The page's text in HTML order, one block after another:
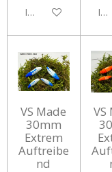
In den WarenkorbIn
VS Made
30mm
Extrem
Auftreibe
nd
VS